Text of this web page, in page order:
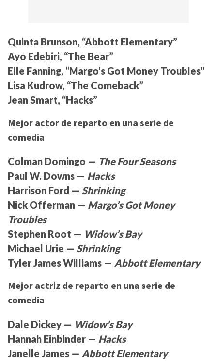
Quinta Brunson, “Abbott Elementary”
Ayo Edebiri, “The Bear”
Elle Fanning, “Margo’s Got Money Troubles”
Lisa Kudrow, “The Comeback”
Jean Smart, “Hacks”
Mejor actor de reparto en una serie de
comedia
Colman Domingo — The Four Seasons
Paul W. Downs — Hacks
Harrison Ford — Shrinking
Nick Offerman — Margo’s Got Money
Troubles
Stephen Root — Widow’s Bay
Michael Urie — Shrinking
Tyler James Williams — Abbott Elementary
Mejor actriz de reparto en una serie de
comedia
Dale Dickey — Widow’s Bay
Hannah Einbinder — Hacks
Janelle James — Abbott Elementary